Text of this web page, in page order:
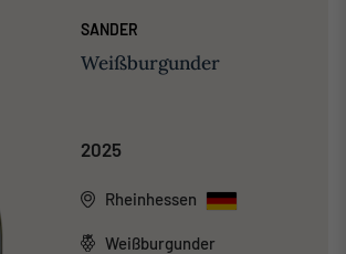
SANDER
Weißburgunder
2025
Rheinhessen
Weißburgunder